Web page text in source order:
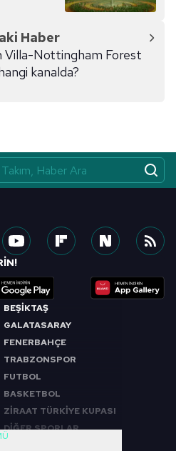
Haber
Villa-Nottingham Forest
kanalda?
BEŞİKTAŞ
GALATASARAY
FENERBAHÇE
TRABZONSPOR
FUTBOL
BASKETBOL
ZİRAAT TÜRKİYE KUPASI
DİĞER SPORLAR